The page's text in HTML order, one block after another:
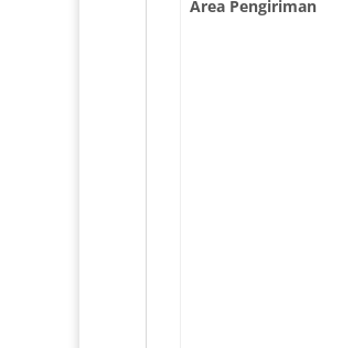
Area Pengiriman